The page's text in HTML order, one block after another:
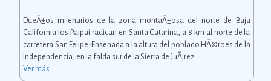
DueÃ±os milenarios de la zona montaÃ±osa del norte de Baja
California los Paipai radican en Santa Catarina, a 8 km al norte de la
carretera San Felipe-Ensenada a la altura del poblado HÃ©roes de la
Independencia, en la falda sur de la Sierra de JuÃ¡rez.
Ver más